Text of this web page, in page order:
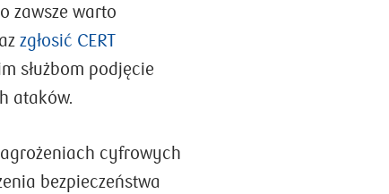
zawsze warto
zgłosić CERT
służbom podjęcie
ataków.
cyfrowych
bezpieczeństwa